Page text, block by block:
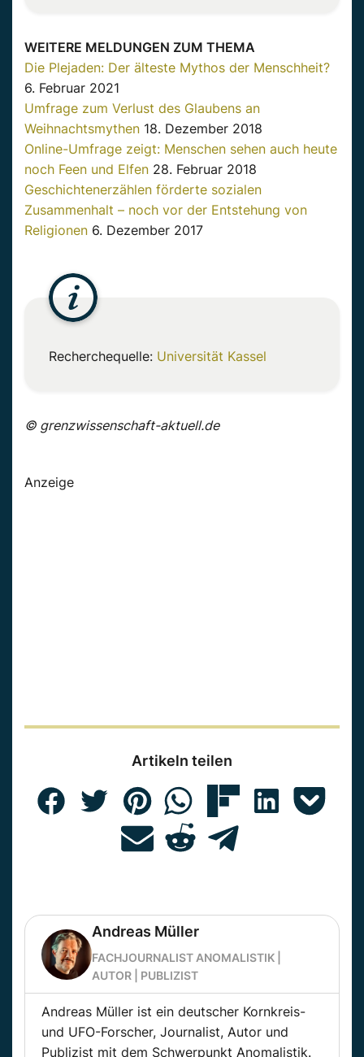
WEITERE MELDUNGEN ZUM THEMA
Die Plejaden: Der älteste Mythos der Menschheit?
6. Februar 2021
Umfrage zum Verlust des Glaubens an
Weihnachtsmythen 18. Dezember 2018
Online-Umfrage zeigt: Menschen sehen auch heute
noch Feen und Elfen 28. Februar 2018
Geschichtenerzählen förderte sozialen
Zusammenhalt – noch vor der Entstehung von
Religionen 6. Dezember 2017
Recherchequelle: Universität Kassel
© grenzwissenschaft-aktuell.de
Anzeige
Artikeln teilen
Andreas Müller
FACHJOURNALIST ANOMALISTIK |
AUTOR | PUBLIZIST
Andreas Müller ist ein deutscher Kornkreis-
und UFO-Forscher, Journalist, Autor und
Publizist mit dem Schwerpunkt Anomalistik.